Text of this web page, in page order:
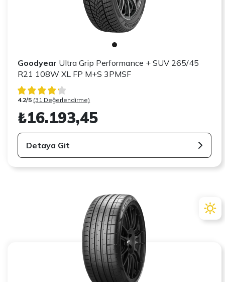
Goodyear Ultra Grip Performance + SUV 265/45
R21 108W XL FP M+S 3PMSF
4.2/5 (31 Değerlendirme)
₺16.193,45
Detaya Git